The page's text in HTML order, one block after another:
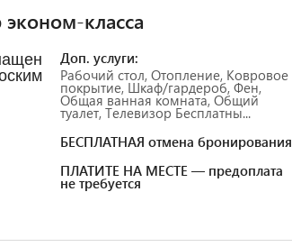
класса
Доп. услуги:
Рабочий стол, Отопление, Ковровое
покрытие, Шкаф/гардероб, Фен,
Общая ванная комната, Общий
туалет, Телевизор Бесплатны...
БЕСПЛАТНАЯ отмена бронирования
ПЛАТИТЕ НА МЕСТЕ — предоплата
не требуется